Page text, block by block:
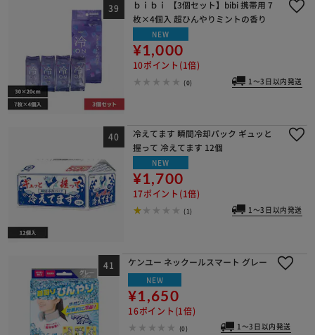
ｂｉｂｉ 【3個セット】bibi 携帯用 7
枚×4個入 超ひんやりミントの香り
NEW
¥1,000
10ポイント(1倍)
(0) 1～3日以内発送
冷えてます 瞬間冷却パック ギュッと
握って 冷えてます 12個
NEW
¥1,700
17ポイント(1倍)
(1) 1～3日以内発送
ケンユー ネックールスマート グレー
NEW
¥1,650
16ポイント(1倍)
(0) 1～3日以内発送